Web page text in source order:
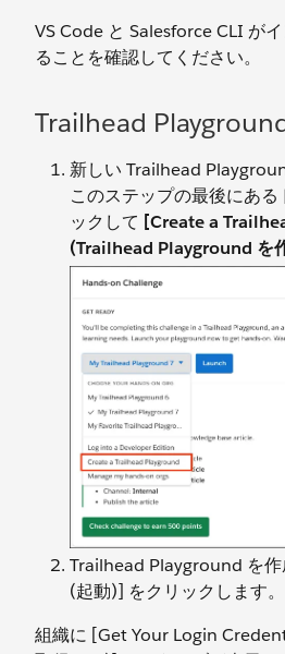
VS Code と Salesforce CLI が
ることを確認してください。
Trailhead
新しい Trailhead
このステップの最後にある
ックして [Create a
(Trailhead Playground を
Trailhead Playground を
(起動)] をクリックします。
組織に [Get Your Login